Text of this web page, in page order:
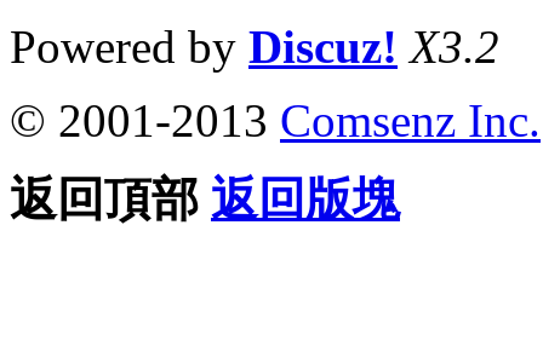
Powered by Discuz! X3.2
© 2001-2013 Comsenz Inc.
返回頂部 返回版塊